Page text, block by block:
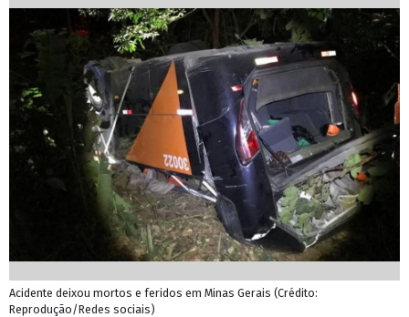
Acidente deixou mortos e feridos em Minas Gerais (Crédito:
Reprodução/Redes sociais)